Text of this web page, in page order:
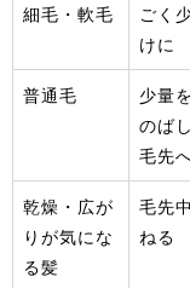
細毛・軟毛
ごく
けに
普通毛
少量
のば
毛先
乾燥・広が
りが気にな
る髪
毛先
ねる